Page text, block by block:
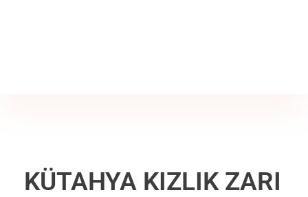
KÜTAHYA KIZLIK ZARI